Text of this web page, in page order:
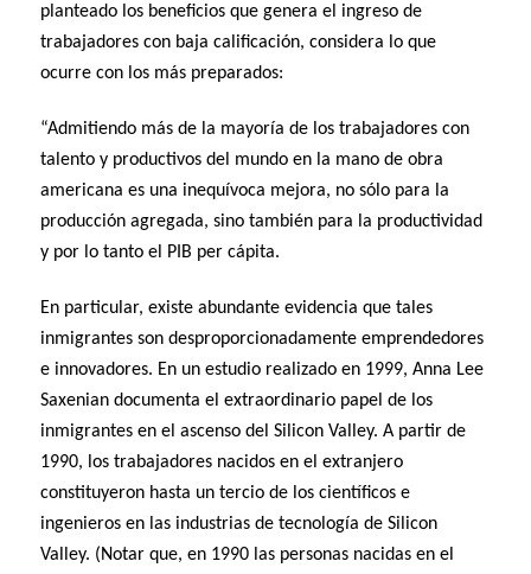
planteado los beneficios que genera el ingreso de
trabajadores con baja calificación, considera lo que
ocurre con los más preparados:
“Admitiendo más de la mayoría de los trabajadores con
talento y productivos del mundo en la mano de obra
americana es una inequívoca mejora, no sólo para la
producción agregada, sino también para la productividad
y por lo tanto el PIB per cápita.
En particular, existe abundante evidencia que tales
inmigrantes son desproporcionadamente emprendedores
e innovadores. En un estudio realizado en 1999, Anna Lee
Saxenian documenta el extraordinario papel de los
inmigrantes en el ascenso del Silicon Valley. A partir de
1990, los trabajadores nacidos en el extranjero
constituyeron hasta un tercio de los científicos e
ingenieros en las industrias de tecnología de Silicon
Valley. (Notar que, en 1990 las personas nacidas en el